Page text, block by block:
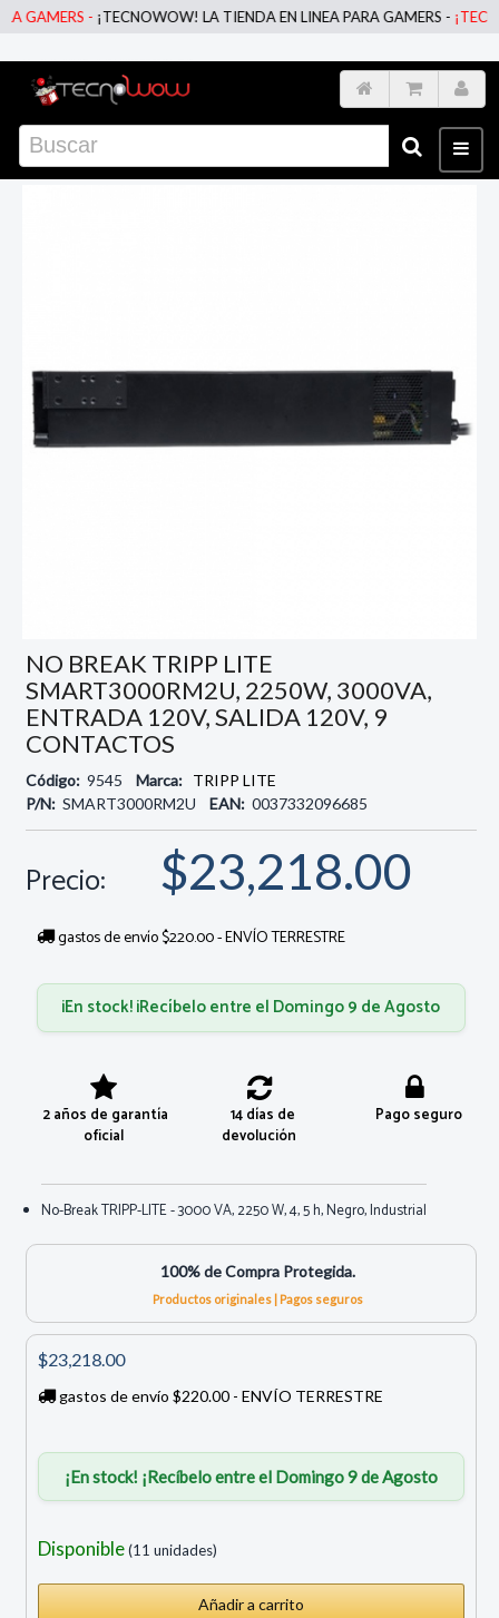
GAMERS -¡TECNOWOW! LA TIENDA EN LINEA PARA GAMERS -
NO BREAK TRIPP LITE
SMART3000RM2U, 2250W, 3000VA,
ENTRADA 120V, SALIDA 120V, 9
CONTACTOS
Código: 9545 Marca: TRIPP LITE
P/N: SMART3000RM2U EAN: 0037332096685
Precio: $23,218.00
gastos de envío $220.00 - ENVÍO TERRESTRE
¡En stock! ¡Recíbelo entre el Domingo 9 de Agosto
2 años de garantía
oficial
14 días de
devolución
Pago seguro
No-Break TRIPP-LITE - 3000 VA, 2250 W, 4, 5 h, Negro, Industrial
100% de Compra Protegida.
Productos originales | Pagos seguros
$23,218.00
gastos de envío $220.00 - ENVÍO TERRESTRE
¡En stock! ¡Recíbelo entre el Domingo 9 de Agosto
Disponible(11 unidades)